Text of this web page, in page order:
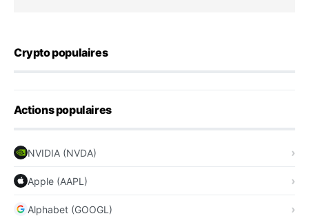
Crypto populaires
Actions populaires
NVIDIA (NVDA)
Apple (AAPL)
Alphabet (GOOGL)